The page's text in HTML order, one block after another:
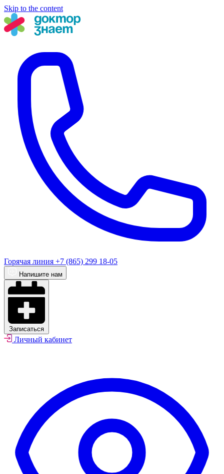
Skip to the content
Горячая линия +7 (865) 299 18-05
Напишите нам
Записаться
Личный кабинет